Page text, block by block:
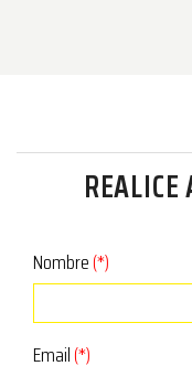
Nombre(*)
Email(*)